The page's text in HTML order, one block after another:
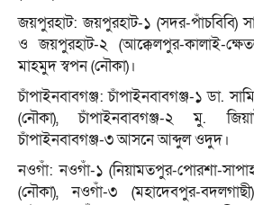
জয়পুরহাট: জয়পুরহাট-১ (সদর-
ও জয়পুরহাট-২ (আক্কেলপুর-কালাই-
মাহমুদ স্বপন (নৌকা)।
চাঁপাইনবাবগঞ্জ: চাঁপাইনবাবগঞ্জ-১ ডা.
(নৌকা), চাঁপাইনবাবগঞ্জ-২ মু.
চাঁপাইনবাবগঞ্জ-৩ আসনে আব্দুল ওদুদ।
নওগাঁ: নওগাঁ-১ (নিয়ামতপুর-পোরশা-
(নৌকা), নওগাঁ-৩ (মহাদেবপুর-বদলগাছী)